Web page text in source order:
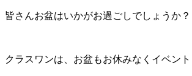
皆さんお盆はいかがお過ごしでしょうか？
クラスワンは、お盆もお休みなくイベン